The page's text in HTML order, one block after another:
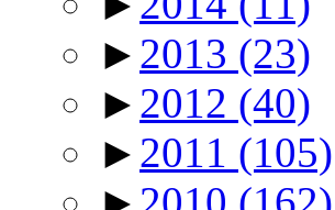
► 2013 (23)
► 2012 (40)
► 2011 (105)